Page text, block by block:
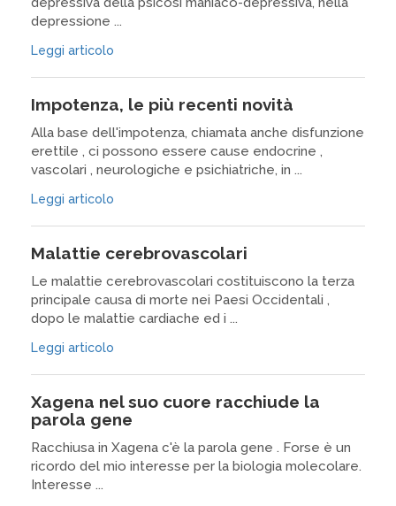
depressione ...
Leggi articolo
Impotenza, le più recenti novità
Alla base dell'impotenza, chiamata anche disfunzione
erettile , ci possono essere cause endocrine ,
vascolari , neurologiche e psichiatriche, in ...
Leggi articolo
Malattie cerebrovascolari
Le malattie cerebrovascolari costituiscono la terza
principale causa di morte nei Paesi Occidentali ,
dopo le malattie cardiache ed i ...
Leggi articolo
Xagena nel suo cuore racchiude la
parola gene
Racchiusa in Xagena c'è la parola gene . Forse è un
ricordo del mio interesse per la biologia molecolare.
Interesse ...